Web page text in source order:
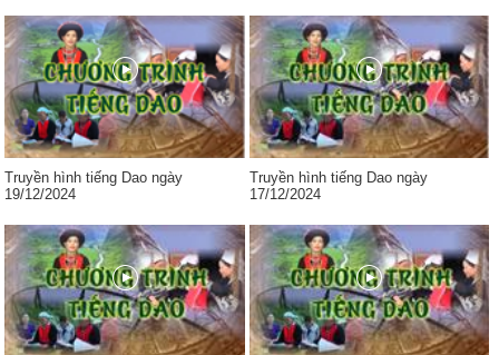
Truyền hình tiếng Dao ngày
19/12/2024
Truyền hình tiếng Dao ngày
17/12/2024